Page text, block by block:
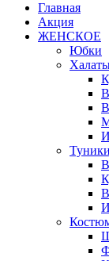
Главная
Акция
ЖЕНСКОЕ
Юбки
Туники